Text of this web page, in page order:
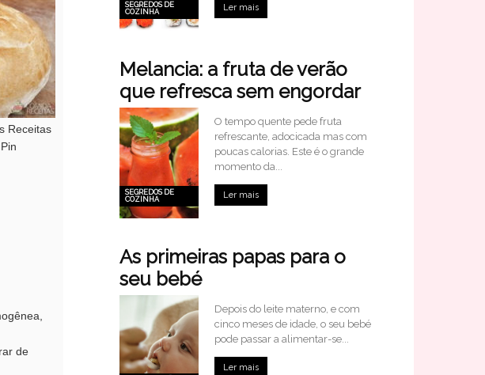
Receitas
de
SEGREDOS DE
COZINHA
Ler mais
Melancia: a fruta de verão
que refresca sem engordar
SEGREDOS DE
COZINHA
O tempo quente pede fruta
refrescante, adocicada mas com
poucas calorias. Este é o grande
momento da...
Ler mais
As primeiras papas para o
seu bebé
Depois do leite materno, e com
cinco meses de idade, o seu bebé
pode passar a alimentar-se...
Ler mais